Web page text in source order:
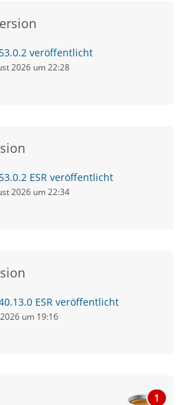
veröffentlicht
2026 um 22:28
ESR veröffentlicht
2026 um 22:34
ESR veröffentlicht
um 19:16
1